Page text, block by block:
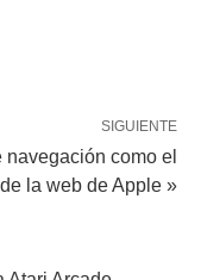
SIGUIENTE
como el
de la web de Apple »